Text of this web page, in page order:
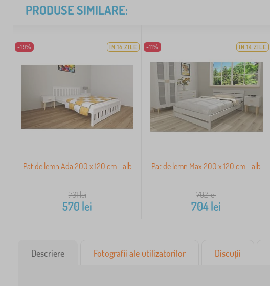
PRODUSE SIMILARE:
-19% ÎN 14 ZILE
Pat de lemn Ada 200 x 120 cm - alb
701lei
570 lei
-11% ÎN 14 ZILE
Pat de lemn Max 200 x 120 cm - alb
792lei
704lei
Descriere Fotografii ale utilizatorilor Discuții